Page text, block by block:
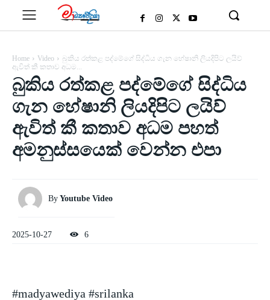
Home Video
බුකිය රත්කළ පද්මේගේ සිද්ධිය ගැන හේෂානි ලියදිපිට ලයිව්
ඇවිත් කී කතාව අධම...
බුකිය රත්කළ පද්මේගේ සිද්ධිය
ගැන හේෂානි ලියදිපිට ලයිව්
ඇවිත් කී කතාව අධම පහත්
අමනුස්සයෙක් වෙන්න එපා
By Youtube Video
2025-10-27 6
#madyawediya #srilanka